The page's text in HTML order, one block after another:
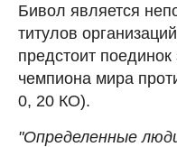
Бивол является
титулов
предстоит
чемпиона мира
0, 20 КО).
"Определенные